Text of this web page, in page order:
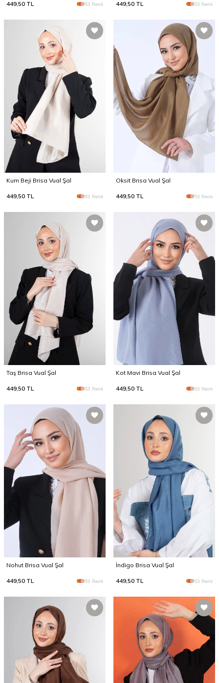
449,50 TL 53 Renk 449,50 TL 53 Renk
Kum Beji Brisa Vual Şal
449,50 TL 53 Renk
Oksit Brisa Vual Şal
449,50 TL 53 Renk
Taş Brisa Vual Şal
449,50 TL 53 Renk
Kot Mavi Brisa Vual Şal
449,50 TL 53 Renk
Nohut Brisa Vual Şal
449,50 TL 53 Renk
İndigo Brisa Vual Şal
449,50 TL 53 Renk